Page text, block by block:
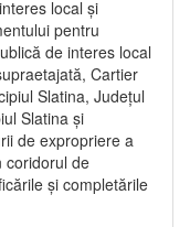
local şi
pentru
de interes local
Cartier
Slatina, Judeţul
Slatina şi
de expropriere a
coridorul de
şi completările